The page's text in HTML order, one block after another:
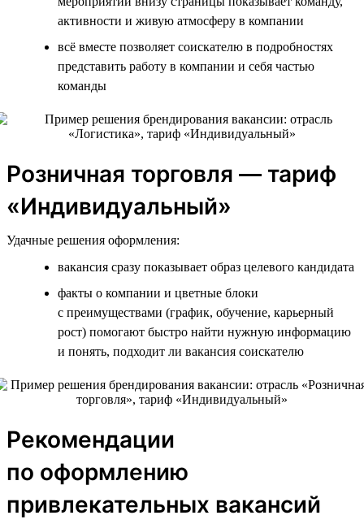
активности и живую атмосферу в компании
всё вместе позволяет соискателю в подробностях
представить работу в компании и себя частью
команды
Розничная торговля — тариф
«Индивидуальный»
Удачные решения оформления:
вакансия сразу показывает образ целевого кандидата
факты о компании и цветные блоки
с преимуществами (график, обучение, карьерный
рост) помогают быстро найти нужную информацию
и понять, подходит ли вакансия соискателю
Рекомендации
по оформлению
привлекательных вакансий